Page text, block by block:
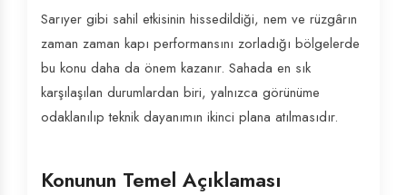
Sarıyer gibi sahil etkisinin hissedildiği, nem ve rüzgârın
zaman zaman kapı performansını zorladığı bölgelerde
bu konu daha da önem kazanır. Sahada en sık
karşılaşılan durumlardan biri, yalnızca görünüme
odaklanılıp teknik dayanımın ikinci plana atılmasıdır.
Konunun Temel Açıklaması